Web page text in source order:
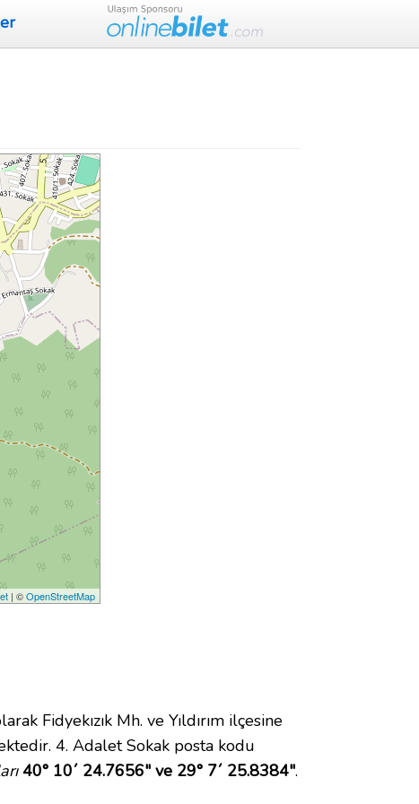
| ©OpenStreetMap
Fidyekızık Mh. ve Yıldırım ilçesine
4. Adalet Sokak posta kodu
40° 10´ 24.7656" ve 29° 7´ 25.8384".